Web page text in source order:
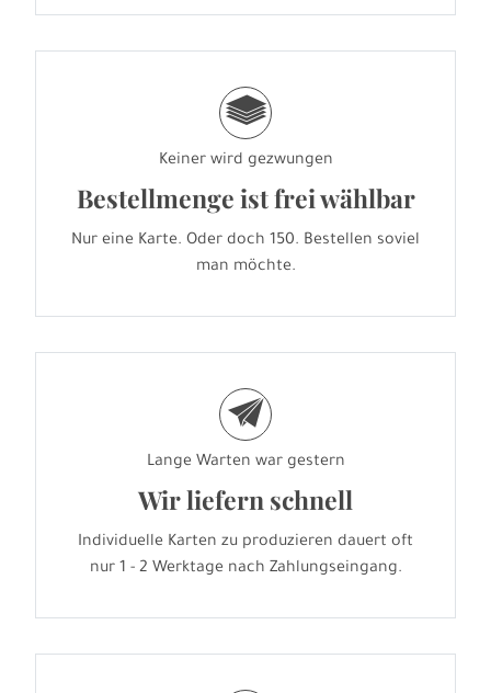
g
Keiner wird gezwungen
Bestellmenge ist frei wählbar
Nur eine Karte. Oder doch 150. Bestellen soviel
man möchte.
e
Lange Warten war gestern
Wir liefern schnell
Individuelle Karten zu produzieren dauert oft
nur 1 - 2 Werktage nach Zahlungseingang.